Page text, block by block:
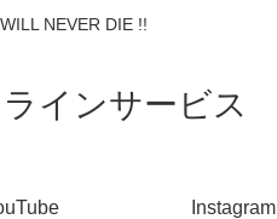
NEVER DIE !!
インサービス
Instagram